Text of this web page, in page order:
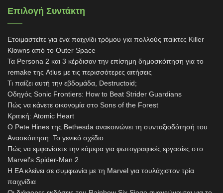
Επιλογή Συντάκτη
Ετοιμαστείτε για ένα παιχνίδι τρόμου για πολλούς παίκτες Killer
Klowns από το Outer Space
Τα Persona 2 και 3 κέρδισαν την επίσημη δημοσκόπηση για το
remake της Atlus με τις περισσότερες αιτήσεις
Τι παίζει αυτή την εβδομάδα, Destructoid;
Οδηγός Sonic Frontiers: How to Beat Strider Guardians
Πώς να κάνετε οικονομία στο Sons of the Forest
Κριτική: Atomic Heart
Ο Pete Hines της Bethesda ανακοινώνει τη συνταξιοδότησή του
Ανασκόπηση: Το γενικό σχέδιο
Πώς να εμφανίσετε την κάμερα για φωτογραφικές εργασίες στο
Marvel’s Spider-Man 2
Η EA κλείνει σε συμφωνία με τη Marvel για τουλάχιστον τρία
παιχνίδια